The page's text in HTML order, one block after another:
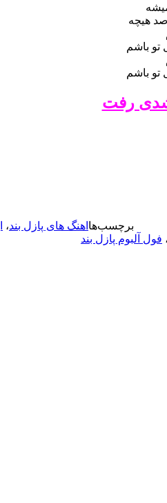
هیچه
باشم
باشم
شدی رفت
برچسب‌ها اهنگ های پازل بند،
، فول آلبوم پازل بند